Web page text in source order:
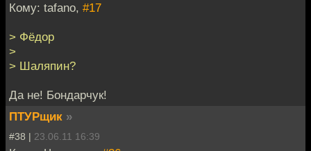
Кому: tafano, #17
> Фёдор
>
> Шаляпин?
Да не! Бондарчук!
ПТУРщик »
#38 | 23.06.11 16:39